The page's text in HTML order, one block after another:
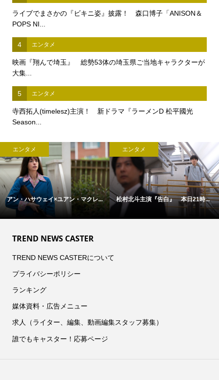
ライブでまさかの『ビキニ姿』披露！ 森口博子「ANISON＆
POPS NI...
4 エンタメ
映画『翔んで埼玉』 総勢53体の埼玉県ご当地キャラクターが
大集...
5 エンタメ
寺西拓人(timelesz)主演！ 新ドラマ『ラーメンD 松平國光
Season...
エンタメ
アン・ハサウェイ×ユアン・マクレ...
エンタメ
松村北斗主演『告白』 本日21時...
TREND NEWS CASTER
TREND NEWS CASTERについて
プライバシーポリシー
ランキング
媒体資料・広告メニュー
求人（ライター、編集、動画編集スタッフ募集）
誰でもキャスター！応募ページ